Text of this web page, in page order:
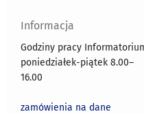
Informacja
Godziny pracy
poniedziałek-piątek 8.00–
16.00
zamówienia na dane